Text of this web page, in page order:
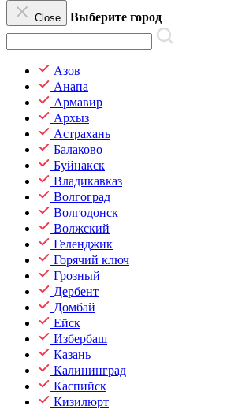
Close Выберите город
Азов
Анапа
Армавир
Архыз
Астрахань
Балаково
Буйнакск
Владикавказ
Волгоград
Волгодонск
Волжский
Геленджик
Горячий ключ
Грозный
Дербент
Домбай
Ейск
Избербаш
Казань
Калининград
Каспийск
Кизилюрт